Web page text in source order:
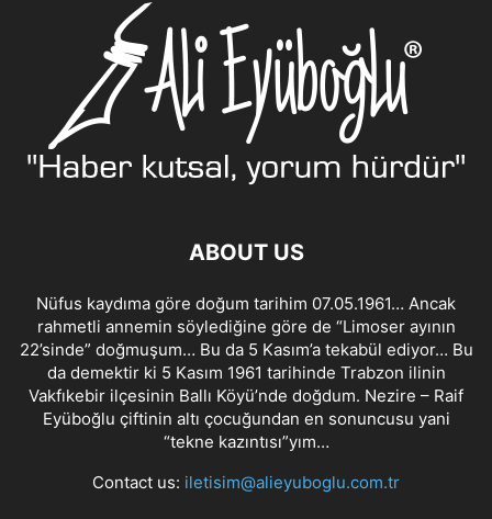
ABOUT US
Nüfus kaydıma göre doğum tarihim 07.05.1961… Ancak
rahmetli annemin söylediğine göre de “Limoser ayının
22’sinde” doğmuşum… Bu da 5 Kasım’a tekabül ediyor… Bu
da demektir ki 5 Kasım 1961 tarihinde Trabzon ilinin
Vakfıkebir ilçesinin Ballı Köyü’nde doğdum. Nezire – Raif
Eyüboğlu çiftinin altı çocuğundan en sonuncusu yani
“tekne kazıntısı”yım…
Contact us: iletisim@alieyuboglu.com.tr